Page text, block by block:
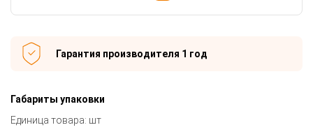
Гарантия производителя 1 год
Габариты упаковки
Единица товара: шт